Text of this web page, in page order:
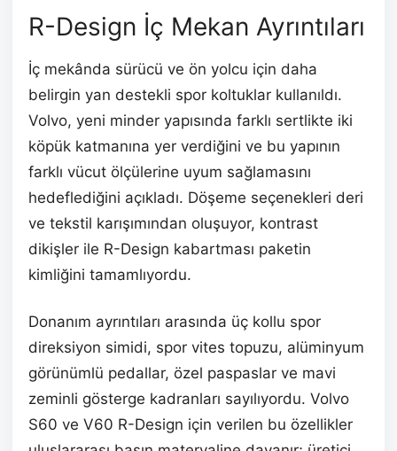
R-Design İç Mekan Ayrıntıları
İç mekânda sürücü ve ön yolcu için daha
belirgin yan destekli spor koltuklar kullanıldı.
Volvo, yeni minder yapısında farklı sertlikte iki
köpük katmanına yer verdiğini ve bu yapının
farklı vücut ölçülerine uyum sağlamasını
hedeflediğini açıkladı. Döşeme seçenekleri deri
ve tekstil karışımından oluşuyor, kontrast
dikişler ile R-Design kabartması paketin
kimliğini tamamlıyordu.
Donanım ayrıntıları arasında üç kollu spor
direksiyon simidi, spor vites topuzu, alüminyum
görünümlü pedallar, özel paspaslar ve mavi
zeminli gösterge kadranları sayılıyordu. Volvo
S60 ve V60 R-Design için verilen bu özellikler